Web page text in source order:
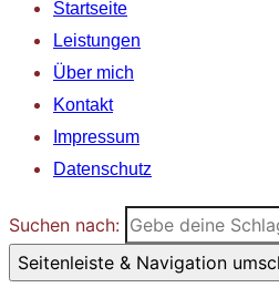
Startseite
Leistungen
Über mich
Kontakt
Impressum
Datenschutz
Suchen nach:
Seitenleiste & Navigation